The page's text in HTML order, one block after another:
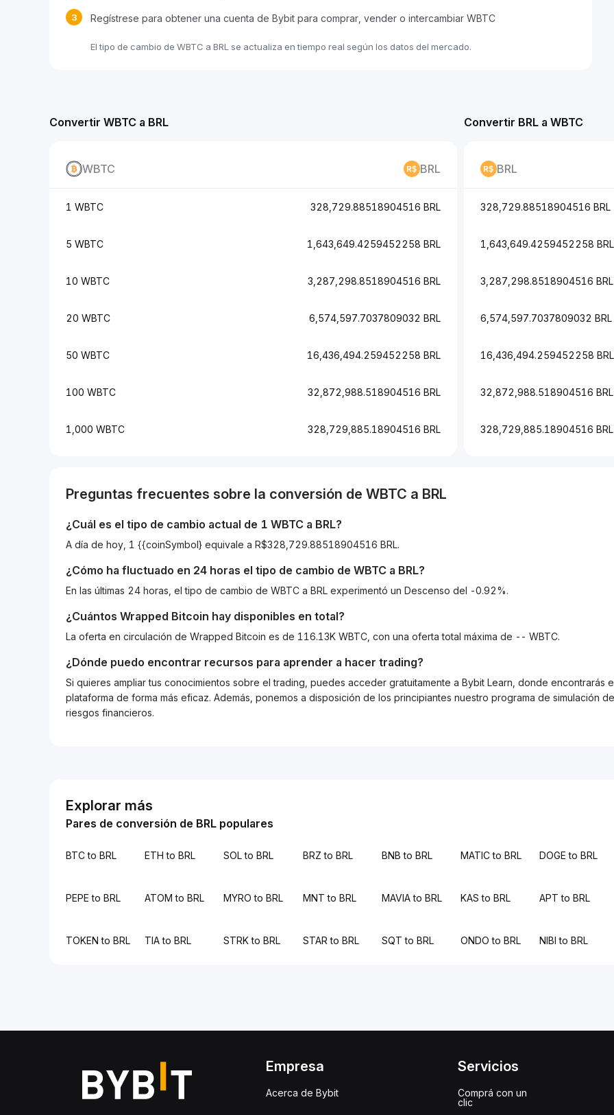
3 Regístrese para obtener una cuenta de Bybit para comprar, vender o intercambiar WBTC
El tipo de cambio de WBTC a BRL se actualiza en tiempo real según los datos del mercado.
Convertir WBTC a BRL
WBTC BRL
1 WBTC 328,729.88518904516 BRL
5 WBTC 1,643,649.4259452258 BRL
10 WBTC 3,287,298.8518904516 BRL
20 WBTC 6,574,597.7037809032 BRL
50 WBTC 16,436,494.259452258 BRL
100 WBTC 32,872,988.518904516 BRL
1,000 WBTC 328,729,885.18904516 BRL
Convertir BRL a WBTC
BRL
328,729.88518904516 BRL
1,643,649.4259452258 BRL
3,287,298.8518904516 BRL
6,574,597.7037809032 BRL
16,436,494.259452258 BRL
32,872,988.518904516 BRL
328,729,885.18904516 BRL
Preguntas frecuentes sobre la conversión de WBTC a BRL
¿Cuál es el tipo de cambio actual de 1 WBTC a BRL?
A día de hoy, 1 {{coinSymbol} equivale a R$328,729.88518904516 BRL.
¿Cómo ha fluctuado en 24 horas el tipo de cambio de WBTC a BRL?
En las últimas 24 horas, el tipo de cambio de WBTC a BRL experimentó un Descenso del -0.92%.
¿Cuántos Wrapped Bitcoin hay disponibles en total?
La oferta en circulación de Wrapped Bitcoin es de 116.13K WBTC, con una oferta total máxima de -- WBTC.
¿Dónde puedo encontrar recursos para aprender a hacer trading?
Si quieres ampliar tus conocimientos sobre el trading, puedes acceder gratuitamente a Bybit Learn, donde encontrarás
plataforma de forma más eficaz. Además, ponemos a disposición de los principiantes nuestro programa de simulación
riesgos financieros.
Explorar más
Pares de conversión de BRL populares
BTC to BRL ETH to BRL SOL to BRL BRZ to BRL BNB to BRL MATIC to BRL DOGE to BRL
PEPE to BRL ATOM to BRL MYRO to BRL MNT to BRL MAVIA to BRL KAS to BRL APT to BRL
TOKEN to BRL TIA to BRL STRK to BRL STAR to BRL SQT to BRL ONDO to BRL NIBI to BRL
Empresa
Acerca de Bybit
Servicios
Comprá con un
clic